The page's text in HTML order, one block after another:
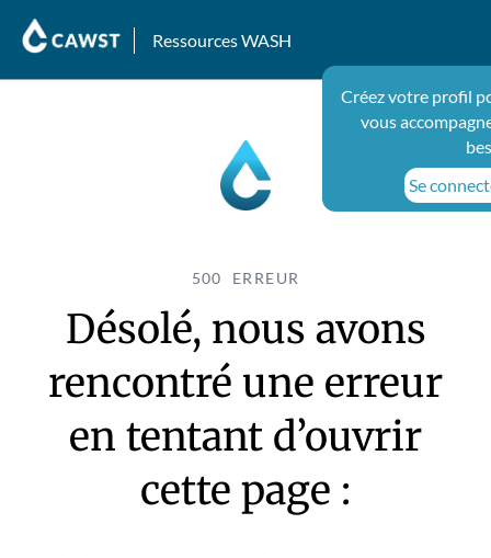
Ressources WASH
Créez votre profil
vous
Se
500 ERREUR
Désolé, nous avons
rencontré une erreur
en tentant d’ouvrir
cette page :